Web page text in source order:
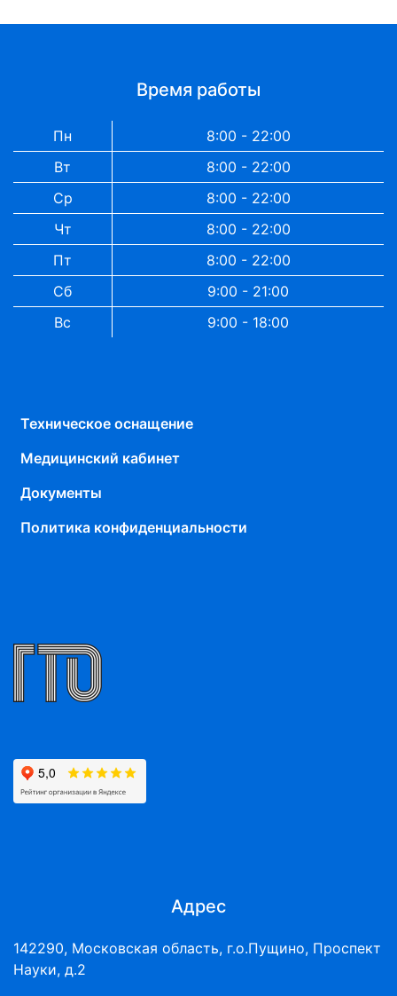
Время работы
Пн
8:00 - 22:00
Вт
8:00 - 22:00
Ср
8:00 - 22:00
Чт
8:00 - 22:00
Пт
8:00 - 22:00
Сб
9:00 - 21:00
Вс
9:00 - 18:00
Техническое оснащение
Медицинский кабинет
Документы
Политика конфиденциальности
Адрес
142290, Московская область, г.о.Пущино, Проспект
Науки, д.2